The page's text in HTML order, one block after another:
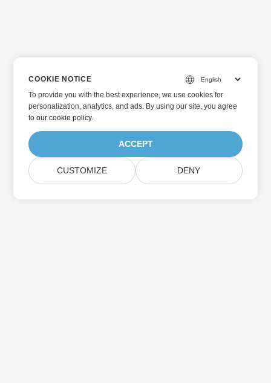
COOKIE NOTICE
To provide you with the best experience, we use cookies for
personalization, analytics, and ads. By using our site, you agree
toour cookie policy.
ACCEPT
CUSTOMIZE DENY